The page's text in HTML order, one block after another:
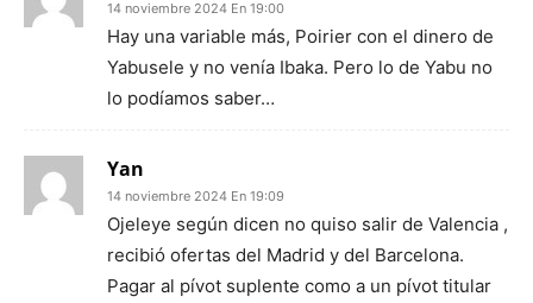
14 noviembre 2024 En 19:00
Hay una variable más, Poirier con el dinero de
Yabusele y no venía Ibaka. Pero lo de Yabu no
lo podíamos saber…
Yan
14 noviembre 2024 En 19:09
Ojeleye según dicen no quiso salir de Valencia ,
recibió ofertas del Madrid y del Barcelona.
Pagar al pívot suplente como a un pívot titular